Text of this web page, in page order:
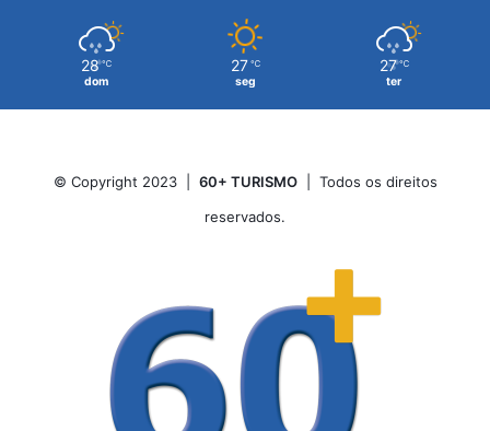
28 ℃
dom
27 ℃
seg
27 ℃
ter
© Copyright 2023 | 60+ TURISMO| Todos os direitos
reservados.